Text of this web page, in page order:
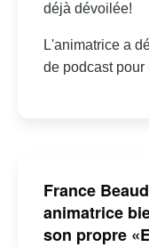
déjà dévoilée!
L'animatrice a
de podcast
France
animatrice
son propre